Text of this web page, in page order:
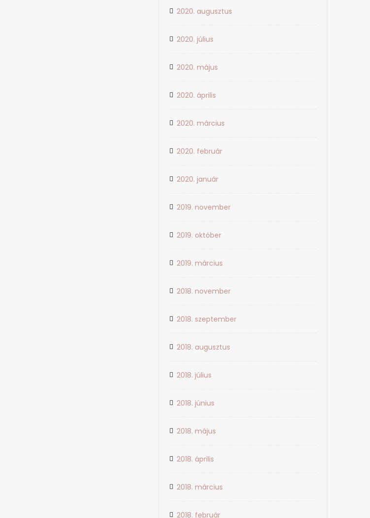
2020. augusztus
2020. július
2020. május
2020. április
2020. március
2020. február
2020. január
2019. november
2019. október
2019. március
2018. november
2018. szeptember
2018. augusztus
2018. július
2018. június
2018. május
2018. április
2018. március
2018. február